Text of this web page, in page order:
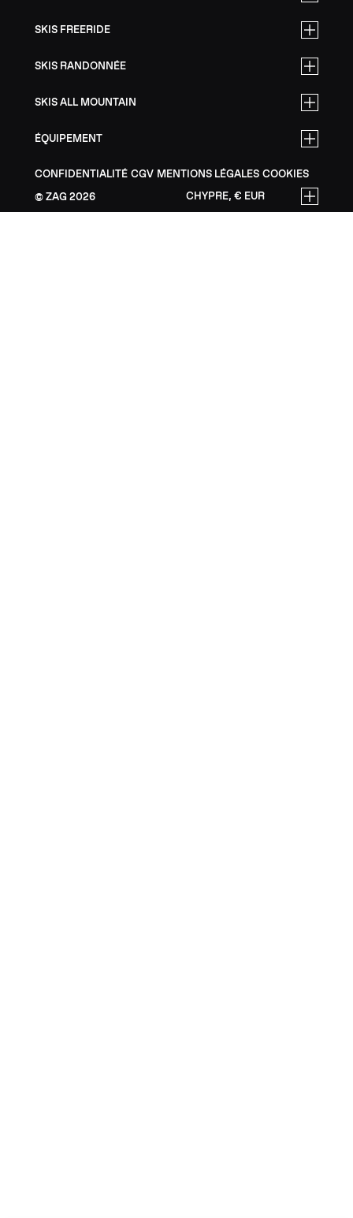
SKIS FREERIDE
SKIS RANDONNÉE
SKIS ALL MOUNTAIN
ÉQUIPEMENT
CONFIDENTIALITÉ CGV MENTIONS LÉGALES COOKIES
ZAG 2026 CHYPRE, € EUR